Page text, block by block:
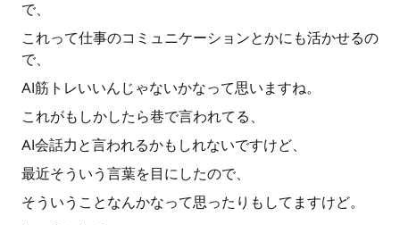
で、
これって仕事のコミュニケーションとかにも活かせるの
で、
AI筋トレいいんじゃないかなって思いますね。
これがもしかしたら巷で言われてる、
AI会話力と言われるかもしれないですけど、
最近そういう言葉を目にしたので、
そういうことなんかなって思ったりもしてますけど。